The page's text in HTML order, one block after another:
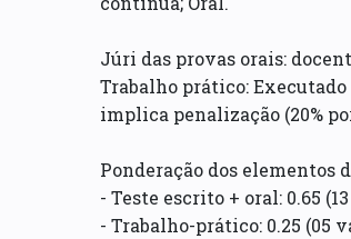
Júri das provas orais:
Trabalho prático:
implica penalização (20%
Ponderação dos elementos
- Teste escrito + oral: 0.65
- Trabalho-prático: 0.25 (05